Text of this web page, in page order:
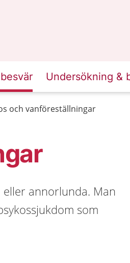
Undersökning &
och vanföreställningar
annorlunda. Man
som